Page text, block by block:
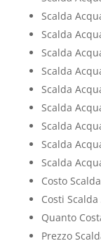
Scalda
Scalda
Scalda
Scalda
Scalda
Scalda
Scalda
Scalda
Scalda
Costo
Costi
Quanto
Prezzo